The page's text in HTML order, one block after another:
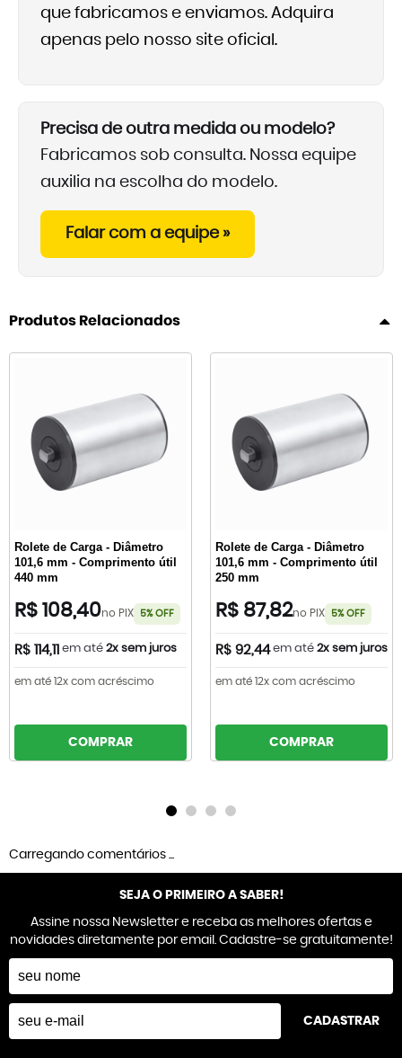
que fabricamos e enviamos. Adquira
apenas pelo nosso site oficial.
Precisa de outra medida ou modelo?
Fabricamos sob consulta. Nossa equipe
auxilia na escolha do modelo.
Falar com a equipe »
Produtos Relacionados
Rolete de Carga - Diâmetro
101,6 mm - Comprimento útil
440 mm
R$ 108,40no PIX 5% OFF
R$ 114,11 em até 2x sem juros
em até 12x com acréscimo
COMPRAR
Rolete de Carga - Diâmetro
101,6 mm - Comprimento útil
250 mm
R$ 87,82no PIX 5% OFF
R$ 92,44 em até 2x sem juros
em até 12x com acréscimo
COMPRAR
Carregando comentários ...
SEJA O PRIMEIRO A SABER!
Assine nossa Newsletter e receba as melhores ofertas e
novidades diretamente por email. Cadastre-se gratuitamente!
CADASTRAR